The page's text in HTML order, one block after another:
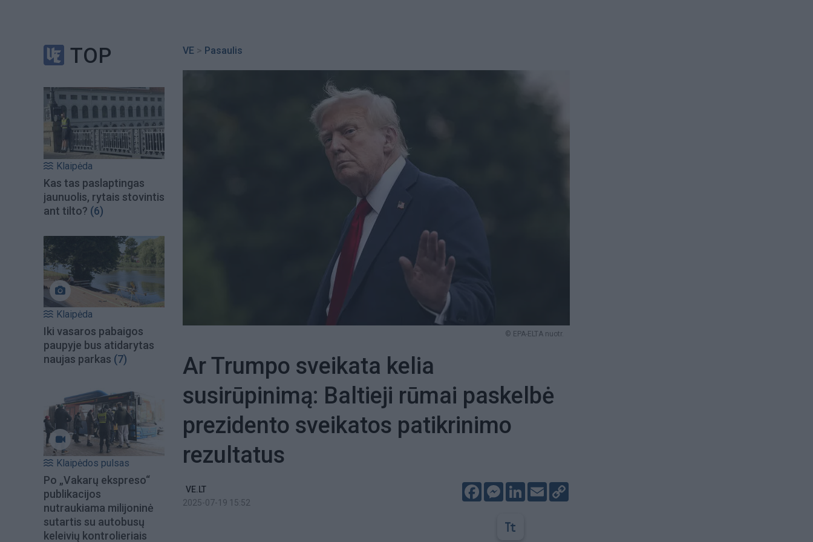
TOP
Klaipėda
Kas tas paslaptingas
jaunuolis, rytais stovintis
ant tilto? (6)
Klaipėda
Iki vasaros pabaigos
paupyje bus atidarytas
naujas parkas (7)
Klaipėdos pulsas
Po „Vakarų ekspreso“
publikacijos
nutraukiama milijoninė
sutartis su autobusų
keleivių kontrolieriais
VE > Pasaulis
© EPA-ELTA nuotr.
Ar Trumpo sveikata kelia
susirūpinimą: Baltieji rūmai paskelbė
prezidento sveikatos patikrinimo
rezultatus
VE.LT
2025-07-19 15:52
FacebookMessenger
LinkedIn
Email